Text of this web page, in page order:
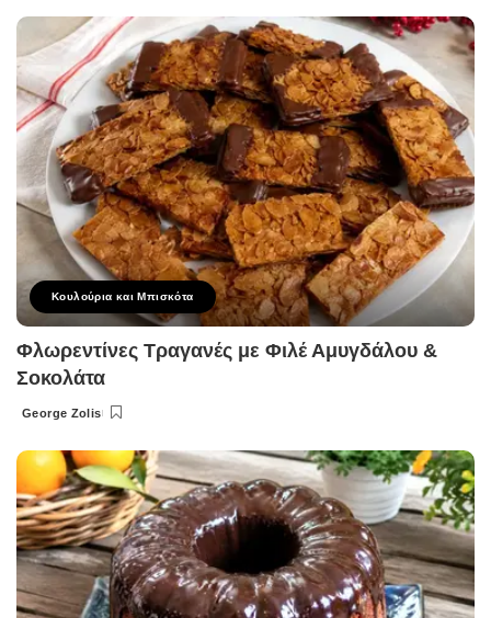
Κουλούρια και Μπισκότα
Φλωρεντίνες Τραγανές με Φιλέ Αμυγδάλου &
Σοκολάτα
Posted
George Zolis